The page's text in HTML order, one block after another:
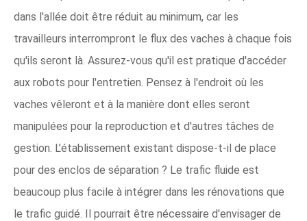
dans l'allée doit être réduit au minimum, car les
travailleurs interrompront le flux des vaches à chaque fois
qu'ils seront là. Assurez-vous qu'il est pratique d'accéder
aux robots pour l'entretien. Pensez à l'endroit où les
vaches vêleront et à la manière dont elles seront
manipulées pour la reproduction et d'autres tâches de
gestion. L’établissement existant dispose-t-il de place
pour des enclos de séparation ? Le trafic fluide est
beaucoup plus facile à intégrer dans les rénovations que
le trafic guidé. Il pourrait être nécessaire d'envisager de